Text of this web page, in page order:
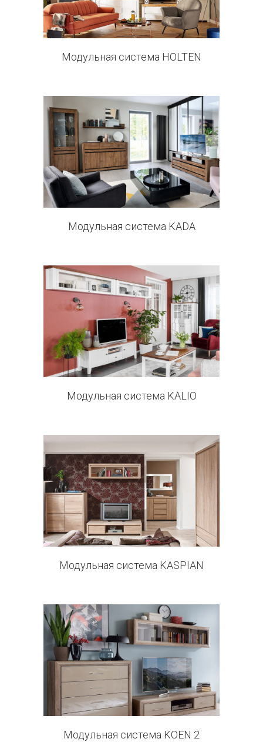
Модульная система HOLTEN
11 products
Модульная система KADA
11 products
Модульная система KALIO
13 products
Модульная система KASPIAN
0 products
Модульная система KOEN 2